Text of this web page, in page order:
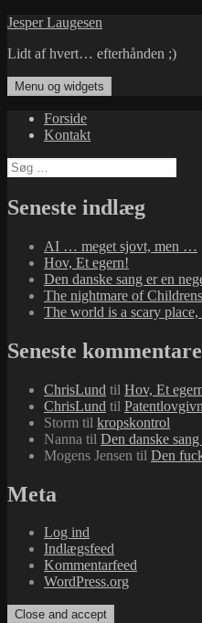
Hop
indhold
Jesper Laugesen
Lidt af hvert… efterhånden ;)
Menu og widgets
Forside
Kontakt
Søg
efter:
Seneste indlæg
AI … meget sjovt, men …
Hov, Et egern!
Den danske sang er en
The nightmare of
The world is a scary place,
Seneste
ChrisLund til Hov, Et
ChrisLund til
Storm til kropskontrol
Nanna til Den danske
Mogens Jensen til Den
Meta
Log ind
Indlægsfeed
Kommentarfeed
WordPress.org